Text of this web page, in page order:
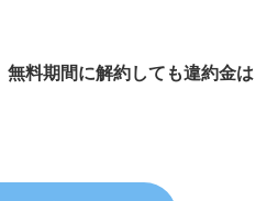
無料期間に解約しても違約金は